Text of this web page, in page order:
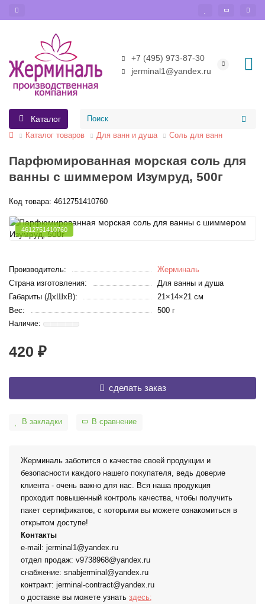
+7 (495) 973-87-30
jerminal1@yandex.ru
Каталог
Каталог товаров Для ванн и душа Соль для ванн
Парфюмированная морская соль для
ванны с шиммером Изумруд, 500г
Код товара: 4612751410760
4612751410760
Производитель:
Жерминаль
Страна изготовления:
Для ванны и душа
Габариты (ДхШхВ):
21×14×21 см
Вес:
500 г
420 ₽
сделать заказ
В закладки В сравнение
Жерминаль заботится о качестве своей продукции и
безопасности каждого нашего покупателя, ведь доверие
клиента - очень важно для нас. Вся наша продукция
проходит повышенный контроль качества, чтобы получить
пакет сертификатов, с которыми вы можете ознакомиться в
открытом доступе!
Контакты
e-mail: jerminal1@yandex.ru
отдел продаж: v9738968@yandex.ru
снабжение: snabjerminal@yandex.ru
контракт: jerminal-contract@yandex.ru
о доставке вы можете узнать здесь;